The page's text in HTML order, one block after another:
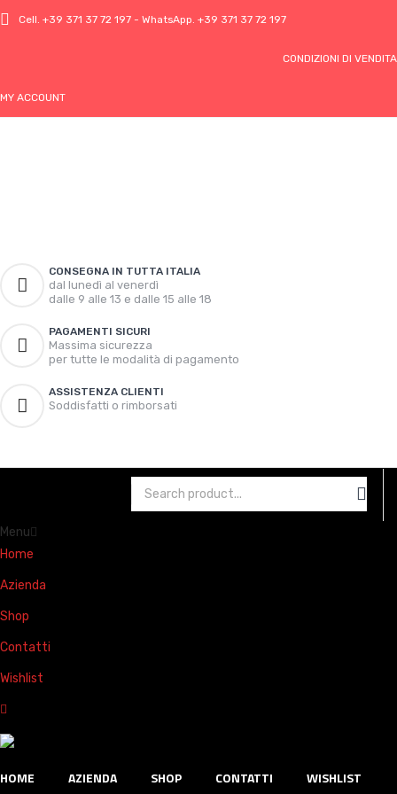
Cell. +39 371 37 72 197 - WhatsApp. +39 371 37 72 197
CONDIZIONI DI VENDITA
MY ACCOUNT
CONSEGNA IN TUTTA ITALIA
dal lunedì al venerdì
dalle 9 alle 13 e dalle 15 alle 18
PAGAMENTI SICURI
Massima sicurezza
per tutte le modalità di pagamento
ASSISTENZA CLIENTI
Soddisfatti o rimborsati
Menu
Home
Azienda
Shop
Contatti
Wishlist
HOME AZIENDA SHOP CONTATTI WISHLIST